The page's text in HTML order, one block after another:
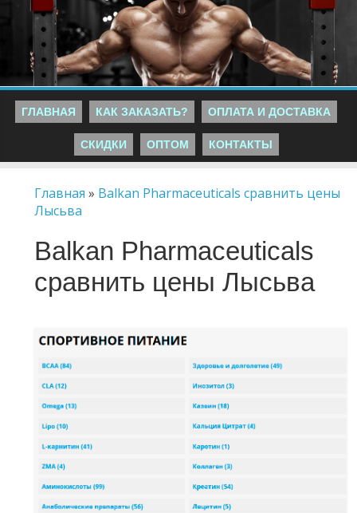
ГЛАВНАЯ КАК ЗАКАЗАТЬ? ОПЛАТА И ДОСТАВКА
СКИДКИ ОПТОМ КОНТАКТЫ
Главная » Balkan Pharmaceuticals сравнить цены
Лысьва
Balkan Pharmaceuticals
сравнить цены Лысьва